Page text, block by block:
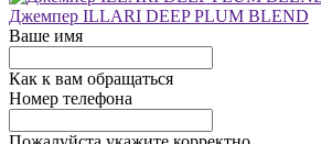
Джемпер ILLARI DEEP PLUM BLEND
Ваше имя
Как к вам обращаться
Номер телефона